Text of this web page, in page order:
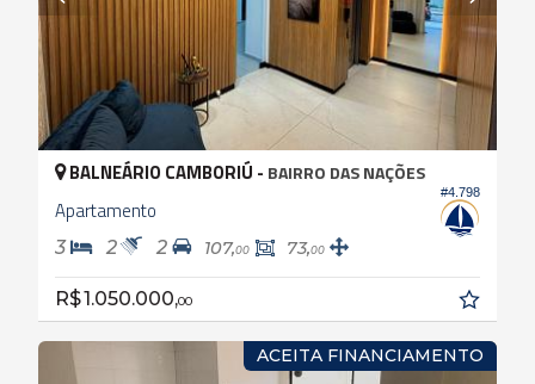
#4.798
BALNEÁRIO CAMBORIÚ - BAIRRO DAS NAÇÕES
Apartamento
3 2 2 107,00 73,00
R$ 1.050.000,00
ACEITA FINANCIAMENTO